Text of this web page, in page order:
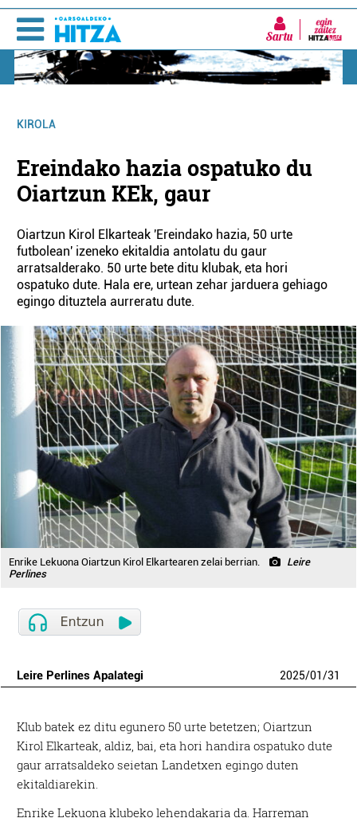
Sartu
KIROLA
Ereindako hazia ospatuko du
Oiartzun KEk, gaur
Oiartzun Kirol Elkarteak 'Ereindako hazia, 50 urte
futbolean' izeneko ekitaldia antolatu du gaur
arratsalderako. 50 urte bete ditu klubak, eta hori
ospatuko dute. Hala ere, urtean zehar jarduera gehiago
egingo dituztela aurreratu dute.
Enrike Lekuona Oiartzun Kirol Elkartearen zelai berrian.
Leire
Perlines
Leire Perlines Apalategi 2025/01/31
Klub batek ez ditu egunero 50 urte betetzen; Oiartzun
Kirol Elkarteak, aldiz, bai, eta hori handira ospatuko dute
gaur arratsaldeko seietan Landetxen egingo duten
ekitaldiarekin.
Enrike Lekuona klubeko lehendakaria da. Harreman